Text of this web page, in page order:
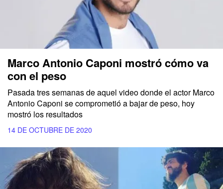
Marco Antonio Caponi mostró cómo va
con el peso
Pasada tres semanas de aquel video donde el actor Marco
Antonio Caponi se comprometió a bajar de peso, hoy
mostró los resultados
14 DE OCTUBRE DE 2020